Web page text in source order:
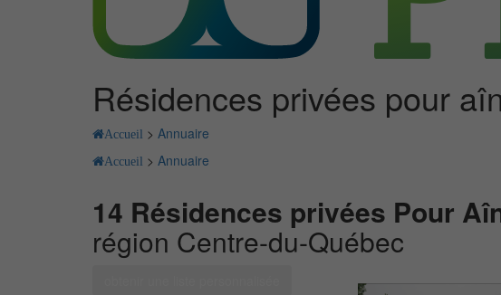
Résidences privées pour
Accueil > Annuaire
Accueil > Annuaire
14 Résidences privées Pour
région Centre-du-Québec